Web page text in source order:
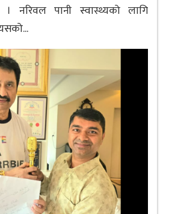
नरिवल पानी स्वास्थ्यको लागि